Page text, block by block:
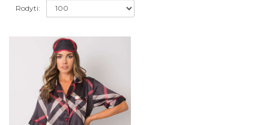
Rodyti: